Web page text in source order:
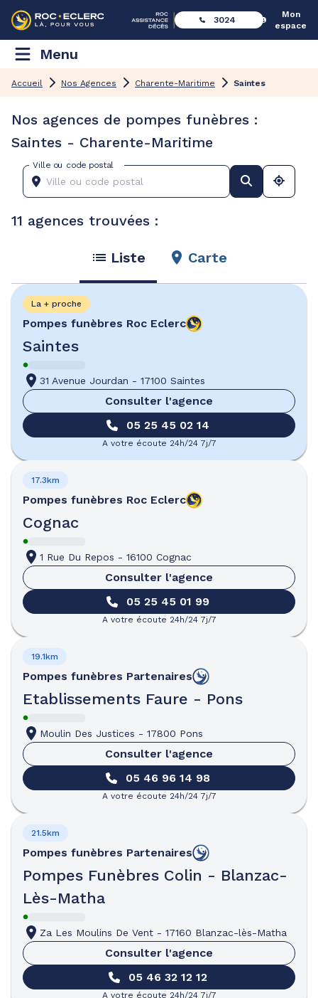
3024
Mon
espace
Menu
Accueil Nos Agences Charente-Maritime Saintes
Nos agences de pompes funèbres :
Saintes - Charente-Maritime
Ville ou code postal
11 agences trouvées :
Liste Carte
Pompes funèbres Roc Eclerc
Saintes
La + proche
31 Avenue Jourdan - 17100 Saintes
Consulter l'agence
05 25 45 02 14
A votre écoute 24h/24 7j/7
Pompes funèbres Roc Eclerc
Cognac
17.3km
1 Rue Du Repos - 16100 Cognac
Consulter l'agence
05 25 45 01 99
A votre écoute 24h/24 7j/7
Pompes funèbres Partenaires
Etablissements Faure - Pons
19.1km
Moulin Des Justices - 17800 Pons
Consulter l'agence
05 46 96 14 98
A votre écoute 24h/24 7j/7
Pompes funèbres Partenaires
Pompes Funèbres Colin - Blanzac-
Lès-Matha
21.5km
Za Les Moulins De Vent - 17160 Blanzac-lès-Matha
Consulter l'agence
05 46 32 12 12
A votre écoute 24h/24 7j/7